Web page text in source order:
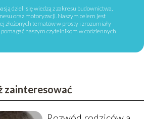
dzieli się wiedzą z zakresu budownictwa,
oraz motoryzacji. Naszym celem jest
złożonych tematów w prosty i zrozumiały
naszym czytelnikom w codziennych
zainteresować